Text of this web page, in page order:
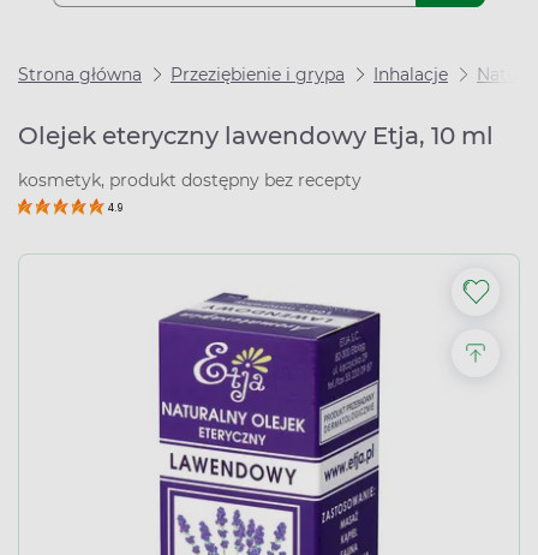
Strona główna Przeziębienie i grypa Inhalacje
Olejek eteryczny lawendowy Etja, 10 ml
kosmetyk, produkt dostępny bez recepty
4.9